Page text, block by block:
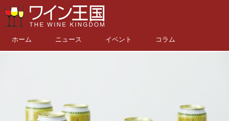
ホーム ニュース イベント コラム